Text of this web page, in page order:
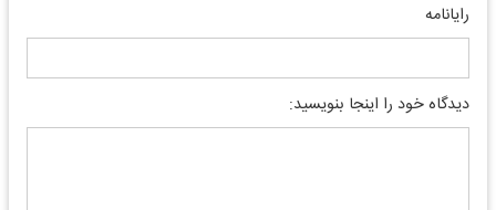
رایانامه
دیدگاه خود را اینجا بنویسید: